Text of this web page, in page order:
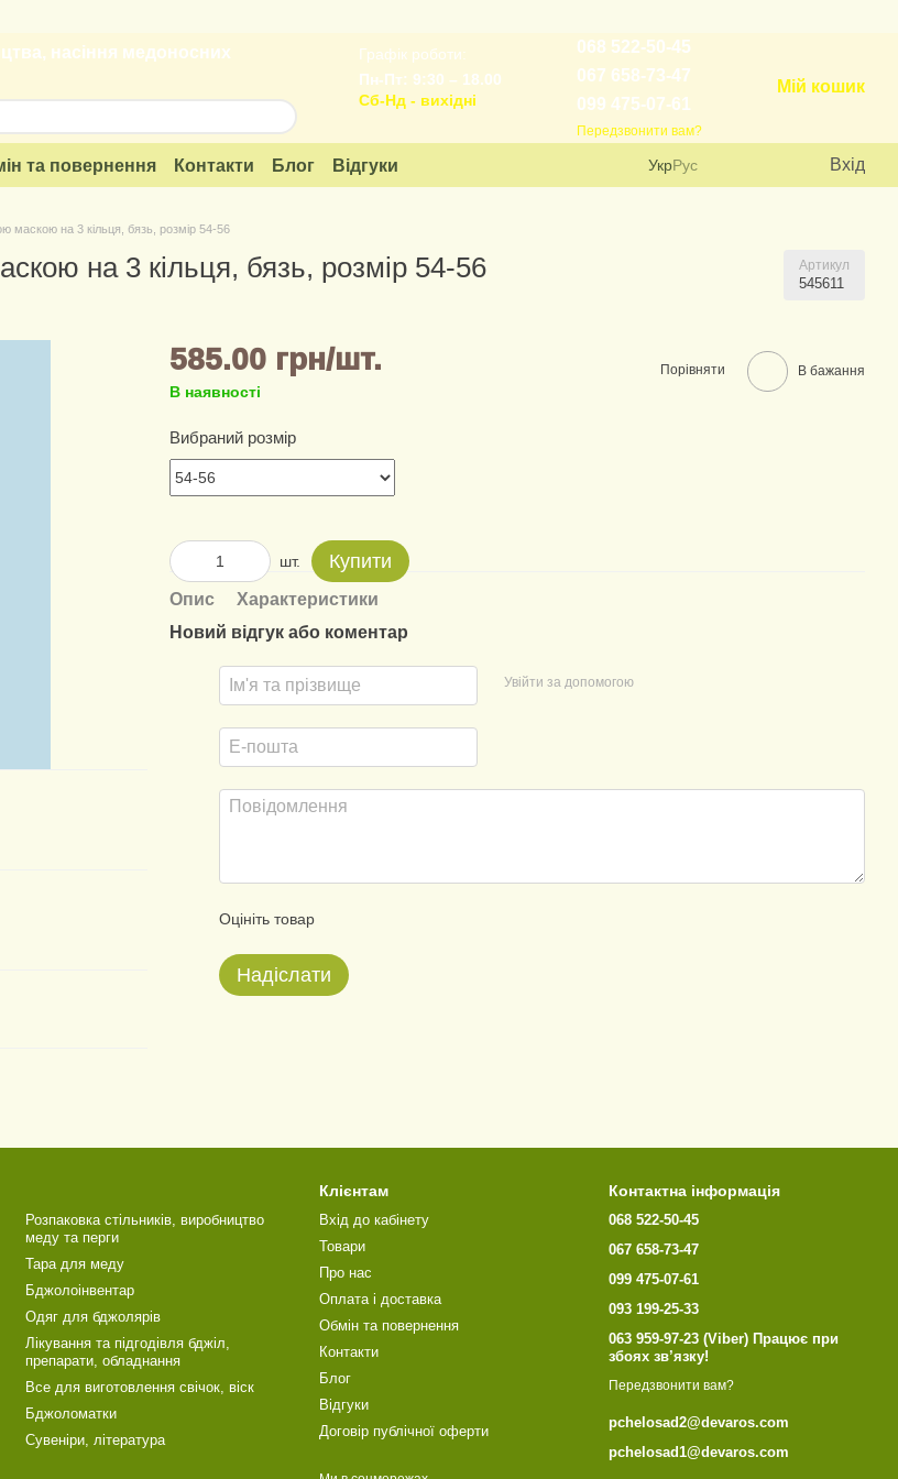
насіння медоносних
Графік роботи:
Пн-Пт: 9:30 – 18.00
Сб-Нд - вихідні
068 522-50-45
067 658-73-47
099 475-07-61
Передзвонити вам?
Мій кошик
та повернення Контакти Блог
Відгуки
УкрРус Вхід
маскою на 3 кільця, бязь, розмір 54-56
на 3 кільця, бязь, розмір 54-56 Артикул
545611
585.00 грн/шт.
В наявності
Порівняти В бажання
Вибраний розмір
шт. Купити
Опис
Характеристики
Новий відгук або коментар
Увійти за допомогою
Оцініть товар
Надіслати
Розпаковка стільників, виробництво
меду та перги
Тара для меду
Бджолоінвентар
Одяг для бджолярів
Лікування та підгодівля бджіл,
препарати, обладнання
Все для виготовлення свічок, віск
Бджоломатки
Сувеніри, література
Клієнтам
Вхід до кабінету
Товари
Про нас
Оплата і доставка
Обмін та повернення
Контакти
Блог
Відгуки
Договір публічної оферти
Контактна інформація
068 522-50-45
067 658-73-47
099 475-07-61
093 199-25-33
063 959-97-23 (Viber) Працює при
збоях зв’язку!
Передзвонити вам?
pchelosad2@devaros.com
pchelosad1@devaros.com